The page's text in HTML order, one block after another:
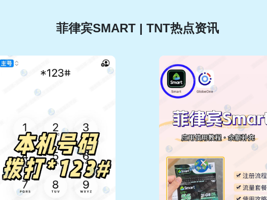
菲律宾SMART | TNT热点资讯